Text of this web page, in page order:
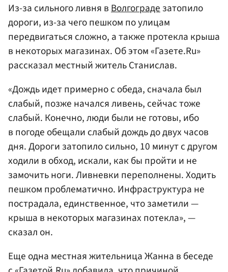
Из-за сильного ливня вВолгоградезатопило
дороги, из-за чего пешком по улицам
передвигаться сложно, а также протекла крыша
в некоторых магазинах. Об этом «Газете.Ru»
рассказал местный житель Станислав.
«Дождь идет примерно с обеда, сначала был
слабый, позже начался ливень, сейчас тоже
слабый. Конечно, люди были не готовы, ибо
в погоде обещали слабый дождь до двух часов
дня. Дороги затопило сильно, 10 минут с другом
ходили в обход, искали, как бы пройти и не
замочить ноги. Ливневки переполнены. Ходить
пешком проблематично. Инфраструктура не
пострадала, единственное, что заметили —
крыша в некоторых магазинах потекла», —
сказал он.
Еще одна местная жительница Жанна в беседе